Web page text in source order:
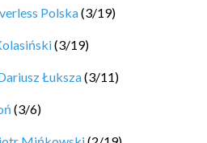
Polska(3/19)
(3/19)
Łuksza(3/11)
(3/6)